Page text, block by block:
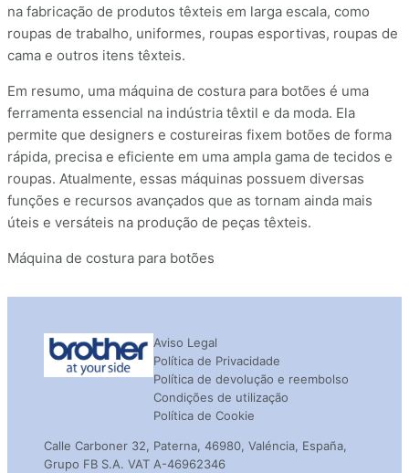
na fabricação de produtos têxteis em larga escala, como
roupas de trabalho, uniformes, roupas esportivas, roupas de
cama e outros itens têxteis.
Em resumo, uma máquina de costura para botões é uma
ferramenta essencial na indústria têxtil e da moda. Ela
permite que designers e costureiras fixem botões de forma
rápida, precisa e eficiente em uma ampla gama de tecidos e
roupas. Atualmente, essas máquinas possuem diversas
funções e recursos avançados que as tornam ainda mais
úteis e versáteis na produção de peças têxteis.
Máquina de costura para botões
Aviso Legal
Política de Privacidade
Política de devolução e reembolso
Condições de utilização
Política de Cookie
Calle Carboner 32, Paterna, 46980, Valéncia, España,
Grupo FB S.A. VAT A-46962346